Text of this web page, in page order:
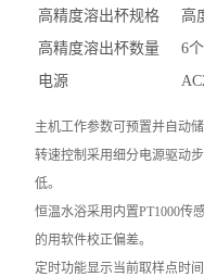
高精度溶出杯规格 高
高精度溶出杯数量
6个
电源
主机工作参数可预置并
转速控制采用细分电源驱动
低
恒温水浴采用内置PT1000传
的用软件校正偏差。
定时功能显示当前取样点时